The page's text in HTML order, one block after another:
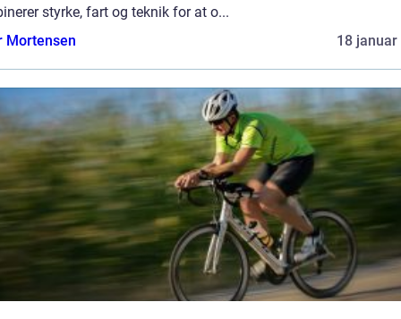
styrke, fart og teknik for at o...
Mortensen
18 januar